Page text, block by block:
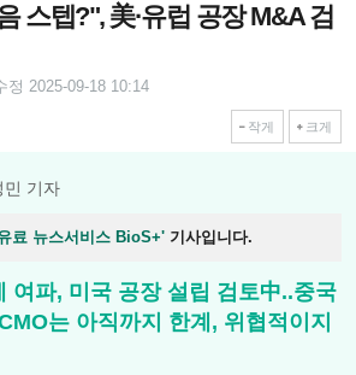
스텝?", 美·유럽 공장 M&A 검
정 2025-09-18 10:14
작게 크게
민 기자
료 뉴스서비스 BioS+' 기사입니다.
여파, 미국 공장 설립 검토中..중국
는 아직까지 한계, 위협적이지